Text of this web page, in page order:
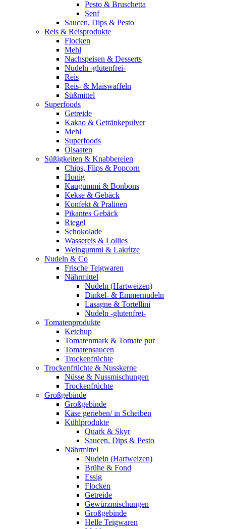
Pesto & Bruschetta
Senf
Saucen, Dips & Pesto
Reis & Reisprodukte
Flocken
Mehl
Nachspeisen & Desserts
Nudeln -glutenfrei-
Reis
Reis- & Maiswaffeln
Süßmittel
Superfoods
Getreide
Kakao & Getränkepulver
Mehl
Superfoods
Ölsaaten
Süßigkeiten & Knabbereien
Chips, Flips & Popcorn
Honig
Kaugummi & Bonbons
Kekse & Gebäck
Konfekt & Pralinen
Pikantes Gebäck
Riegel
Schokolade
Wassereis & Lollies
Weingummi & Lakritze
Nudeln & Co
Frische Teigwaren
Nährmittel
Nudeln (Hartweizen)
Dinkel- & Emmernudeln
Lasagne & Tortellini
Nudeln -glutenfrei-
Tomatenprodukte
Ketchup
Tomatenmark & Tomate pur
Tomatensaucen
Trockenfrüchte
Trockenfrüchte & Nusskerne
Nüsse & Nussmischungen
Trockenfrüchte
Großgebinde
Großgebinde
Käse gerieben/ in Scheiben
Kühlprodukte
Quark & Skyr
Saucen, Dips & Pesto
Nährmittel
Nudeln (Hartweizen)
Brühe & Fond
Essig
Flocken
Getreide
Gewürzmischungen
Großgebinde
Helle Teigwaren